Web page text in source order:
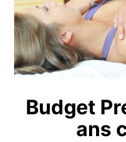
Budget
ans